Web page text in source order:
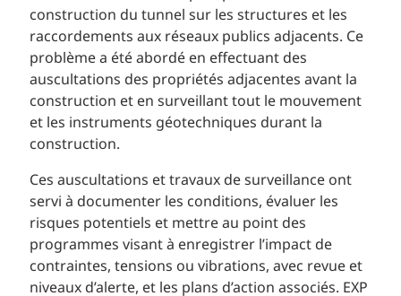
construction du tunnel sur les structures et les
raccordements aux réseaux publics adjacents. Ce
problème a été abordé en effectuant des
auscultations des propriétés adjacentes avant la
construction et en surveillant tout le mouvement
et les instruments géotechniques durant la
construction.
Ces auscultations et travaux de surveillance ont
servi à documenter les conditions, évaluer les
risques potentiels et mettre au point des
programmes visant à enregistrer l’impact de
contraintes, tensions ou vibrations, avec revue et
niveaux d’alerte, et les plans d’action associés. EXP